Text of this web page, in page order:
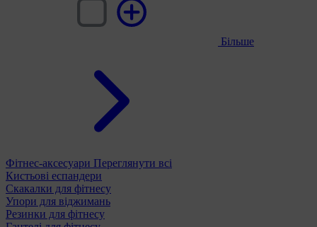
Більше
Фітнес-аксесуари Переглянути всі
Кистьові еспандери
Скакалки для фітнесу
Упори для віджимань
Резинки для фітнесу